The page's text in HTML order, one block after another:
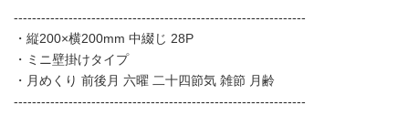
----------------------------------------------------------------
・縦200×横200mm 中綴じ 28P
・ミニ壁掛けタイプ
・月めくり 前後月 六曜 二十四節気 雑節 月齢
----------------------------------------------------------------